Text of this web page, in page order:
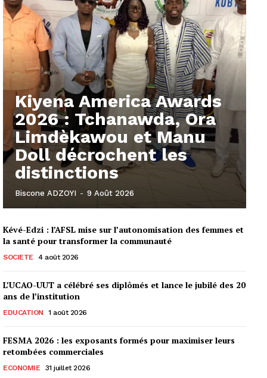
Kiyena America Awards
2026 : Tchanawda, Ora
Limdèkawou et Manu
Doll décrochent les
distinctions
Biscone ADZOYI - 9 Août 2026
Kévé-Edzi : l’AFSL mise sur l’autonomisation des femmes et
la santé pour transformer la communauté
SOCIETE 4 août 2026
L’UCAO-UUT a célébré ses diplômés et lance le jubilé des 20
ans de l’institution
EDUCATION 1 août 2026
FESMA 2026 : les exposants formés pour maximiser leurs
retombées commerciales
ECONOMIE 31 juillet 2026